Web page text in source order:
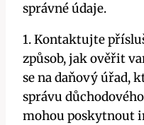
správné údaje.
1. Kontaktujte
způsob, jak ověřit
se na daňový úřad,
správu
mohou poskytnout